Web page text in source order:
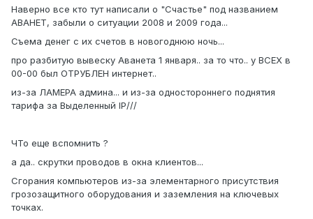
Наверно все кто тут написали о "Счастье" под названием
АВАНЕТ, забыли о ситуации 2008 и 2009 года...
Съема денег с их счетов в новогоднюю ночь...
про разбитую вывеску Аванета 1 января.. за то что.. у ВСЕХ в
00-00 был ОТРУБЛЕН интернет..
из-за ЛАМЕРА админа... и из-за одностороннего поднятия
тарифа за Выделенный IP///
ЧТо еще вспомнить ?
а да.. скрутки проводов в окна клиентов...
Сгорания компьютеров из-за элементарного присутствия
грозозащитного оборудования и заземления на ключевых
точках.